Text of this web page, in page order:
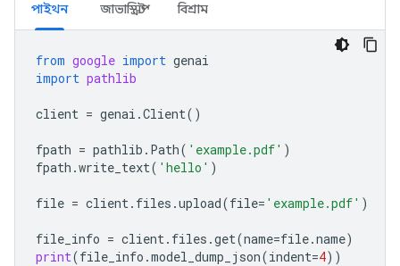
পাইথন জাভাস্ক্রিপ্ট বিশ্রাম
from google import genai
import pathlib
client = genai .Client()
fpath = pathlib . Path( 'example.pdf' )
fpath .write_text( 'hello' )
file = client. files .upload(file= 'example.pdf' )
file_info = client. files .get(name=file.name)
print(file_info .model_dump_json(indent=4))